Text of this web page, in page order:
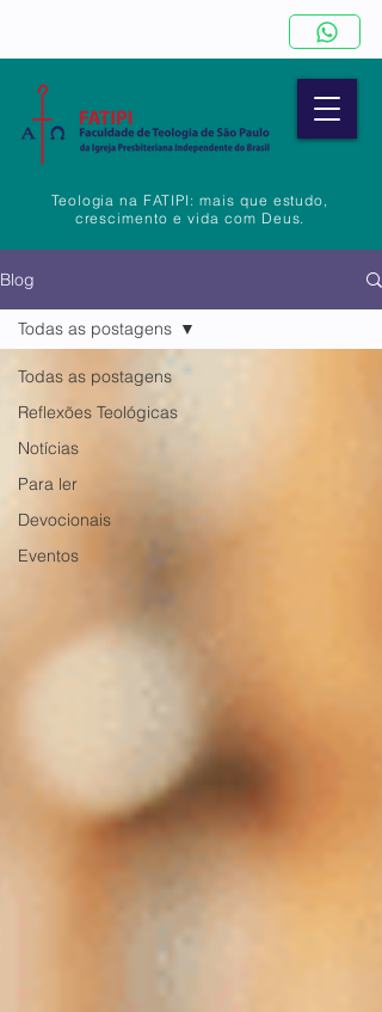
Teologia na FATIPI: mais que estudo,
crescimento e vida com Deus.
Blog
Todas as postagens
Reflexões Teológicas
Notícias
Para ler
Devocionais
Eventos
Todas as postagens